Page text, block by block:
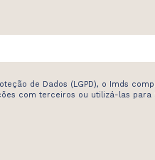
de Dados (LGPD), o Imds
com terceiros ou utilizá-las para